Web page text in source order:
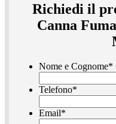
Richiedi il
Canna
Nome e Cognome*
Telefono*
Email*